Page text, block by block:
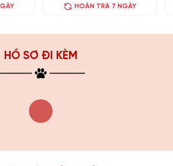
HOÀN TRẢ 7 NGÀY
HỒ SƠ ĐI KÈM